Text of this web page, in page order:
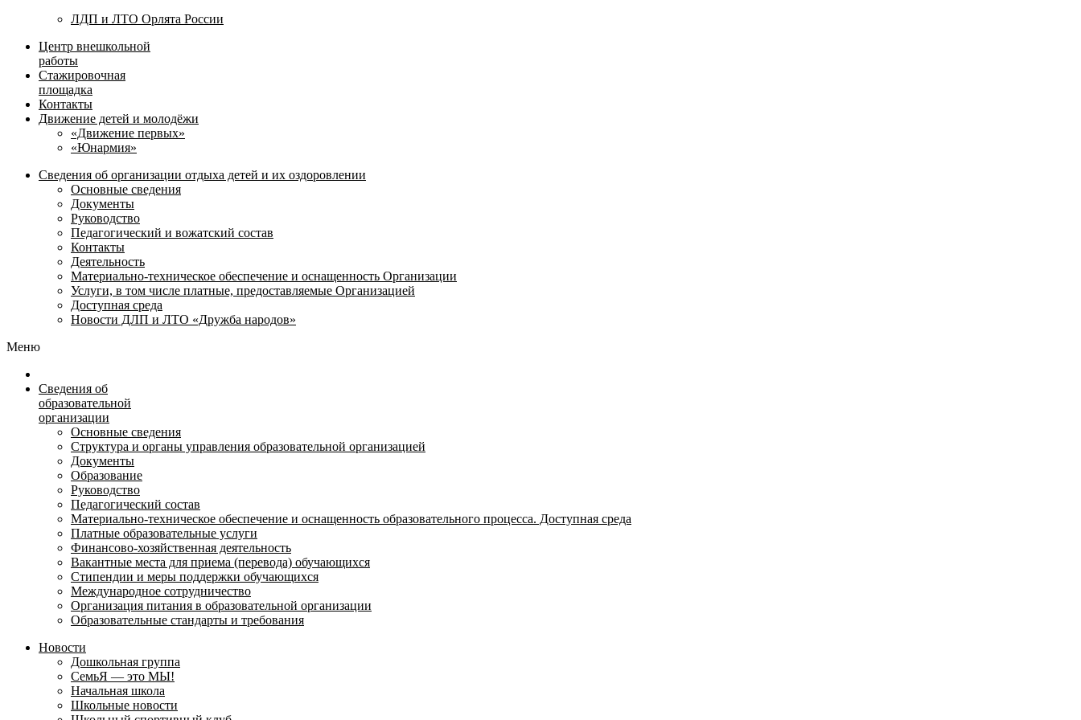
ЛДП и ЛТО Орлята России
Центр внешкольной
работы
Стажировочная
площадка
Контакты
Движение детей и молодёжи
«Движение первых»
«Юнармия»
Сведения об организации отдыха детей и их оздоровлении
Основные сведения
Документы
Руководство
Педагогический и вожатский состав
Контакты
Деятельность
Материально-техническое обеспечение и оснащенность Организации
Услуги, в том числе платные, предоставляемые Организацией
Доступная среда
Новости ДЛП и ЛТО «Дружба народов»
Меню
Сведения об
образовательной
организации
Основные сведения
Структура и органы управления образовательной организацией
Документы
Образование
Руководство
Педагогический состав
Материально-техническое обеспечение и оснащенность образовательного процесса. Доступная среда
Платные образовательные услуги
Финансово-хозяйственная деятельность
Вакантные места для приема (перевода) обучающихся
Стипендии и меры поддержки обучающихся
Международное сотрудничество
Организация питания в образовательной организации
Образовательные стандарты и требования
Новости
Дошкольная группа
СемьЯ — это МЫ!
Начальная школа
Школьные новости